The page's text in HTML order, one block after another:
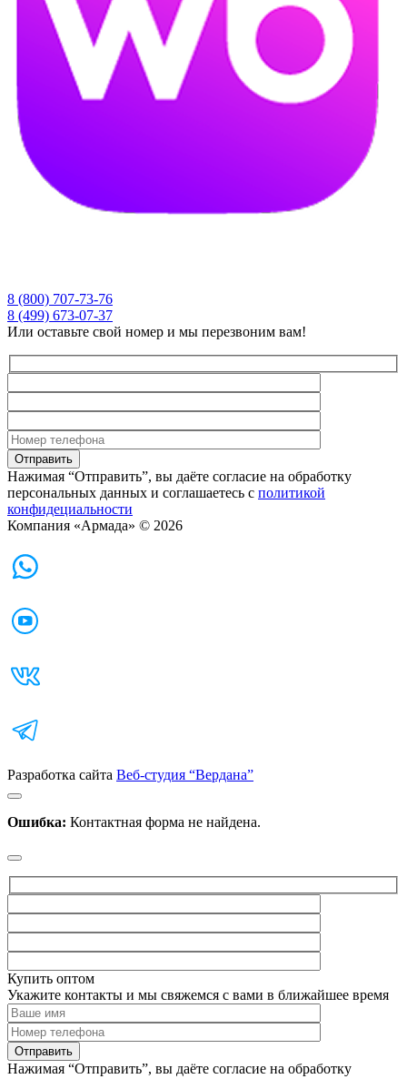
8 (800) 707-73-76
8 (499) 673-07-37
Или оставьте свой номер и мы перезвоним вам!
Нажимая “Отправить”, вы даёте согласие на обработку
персональных данных и соглашаетесь с политикой
конфидециальности
Компания «Армада» © 2026
Разработка сайта Веб-студия “Вердана”
Ошибка: Контактная форма не найдена.
Купить оптом
Укажите контакты и мы свяжемся с вами в ближайшее время
Нажимая “Отправить”, вы даёте согласие на обработку